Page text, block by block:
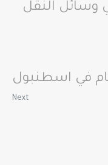
وسائل النقل
Next